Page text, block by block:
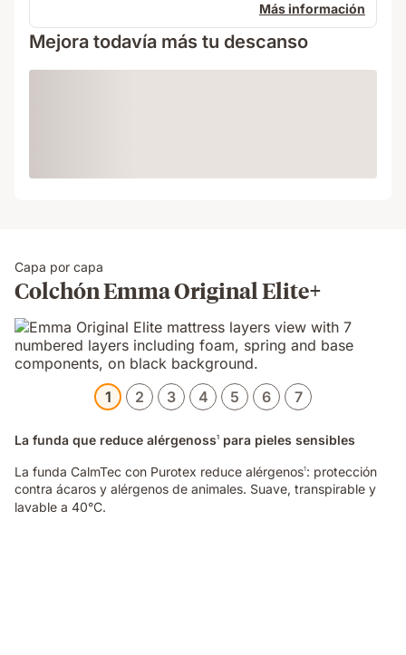
Más información
Mejora todavía más tu descanso
Capa por capa
Colchón Emma Original Elite+
1 2 3 4 5 6 7
La funda que reduce alérgenoss1 para pieles sensibles
La funda CalmTec con Purotex reduce alérgenos1: protección
contra ácaros y alérgenos de animales. Suave, transpirable y
lavable a 40°C.